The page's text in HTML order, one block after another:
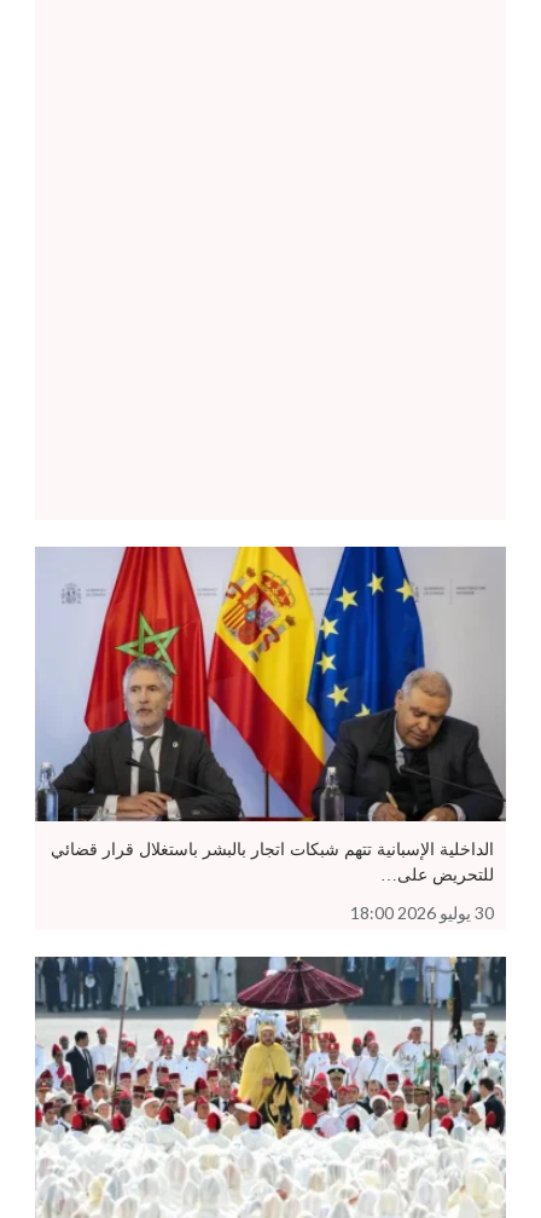
الداخلية الإسبانية تتهم شبكات اتجار بالبشر باستغلال قرار قضائي
للتحريض على…
30 يوليو 2026 18:00